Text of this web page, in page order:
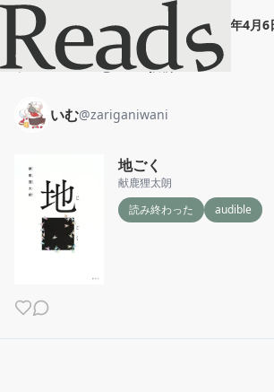
いむ "地ごく " 2026年4月6
ホーム いむ 投稿
いむ@zariganiwani
地ごく
献鹿狸太朗
読み終わった
audible